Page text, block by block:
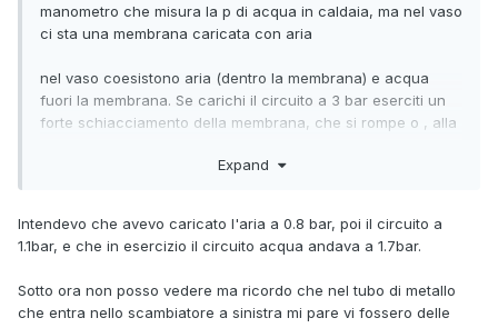
manometro che misura la p di acqua in caldaia, ma nel vaso
ci sta una membrana caricata con aria
nel vaso coesistono aria (dentro la membrana) e acqua
fuori la membrana. Se carichi il circuito a 3 bar eserciti un
forte schiacciamento della membrana, che si rompe o , alla
fino ad un certo punto, poi il vaso si riempie totalmente
d'acqua e la pressione può solo salire. Però bisogna
trasudazioni che in breve tempo si seccano a causa delle
alte temperature. Tracce azzurro-verdastre sotto il primario
Expand
Intendevo che avevo caricato l'aria a 0.8 bar, poi il circuito a
1.1bar, e che in esercizio il circuito acqua andava a 1.7bar.
Sotto ora non posso vedere ma ricordo che nel tubo di metallo
che entra nello scambiatore a sinistra mi pare vi fossero delle